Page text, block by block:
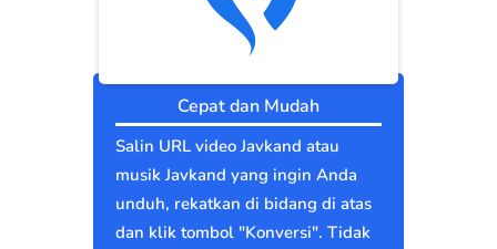
Cepat dan Mudah
Salin URL video Javkand atau
musik Javkand yang ingin Anda
unduh, rekatkan di bidang di atas
dan klik tombol "Konversi". Tidak